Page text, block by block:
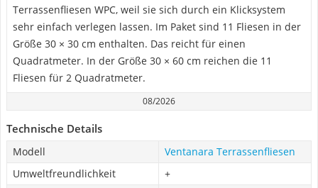
Terrassenfliesen WPC, weil sie sich durch ein Klicksystem
sehr einfach verlegen lassen. Im Paket sind 11 Fliesen in der
Größe 30 × 30 cm enthalten. Das reicht für einen
Quadratmeter. In der Größe 30 × 60 cm reichen die 11
Fliesen für 2 Quadratmeter.
08/2026
Technische Details
Modell
Ventanara Terrassenfliesen
Umweltfreundlichkeit
+